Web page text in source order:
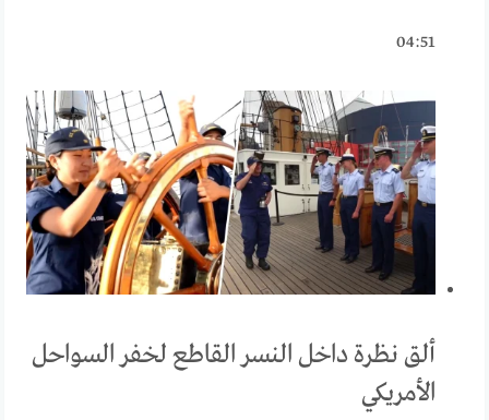
04:51
ألق نظرة داخل النسر القاطع لخفر السواحل
الأمريكي